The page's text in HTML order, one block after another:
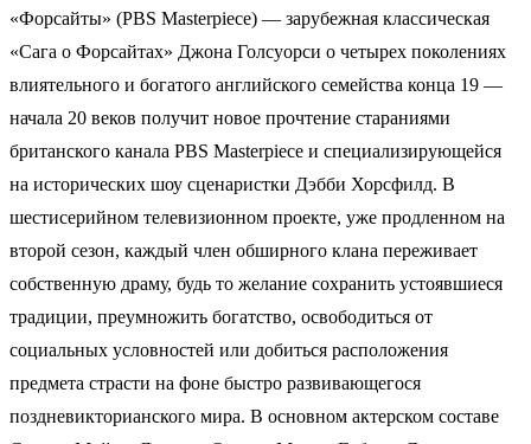
«Форсайты» (PBS Masterpiece) — зарубежная классическая
«Сага о Форсайтах» Джона Голсуорси о четырех поколениях
влиятельного и богатого английского семейства конца 19 —
начала 20 веков получит новое прочтение стараниями
британского канала PBS Masterpiece и специализирующейся
на исторических шоу сценаристки Дэбби Хорсфилд. В
шестисерийном телевизионном проекте, уже продленном на
второй сезон, каждый член обширного клана переживает
собственную драму, будь то желание сохранить устоявшиеся
традиции, преумножить богатство, освободиться от
социальных условностей или добиться расположения
предмета страсти на фоне быстро развивающегося
поздневикторианского мира. В основном актерском составе